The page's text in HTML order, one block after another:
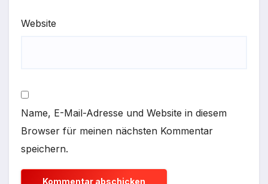
Website
Name, E-Mail-Adresse und Website in diesem
Browser für meinen nächsten Kommentar
speichern.